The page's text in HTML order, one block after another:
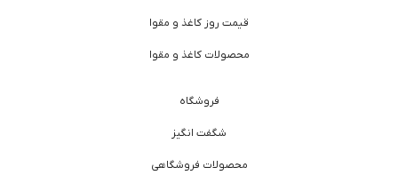
قیمت روز کاغذ و مقوا
محصولات کاغذ و مقوا
فروشگاه
شگفت انگیز
محصولات فروشگاهی